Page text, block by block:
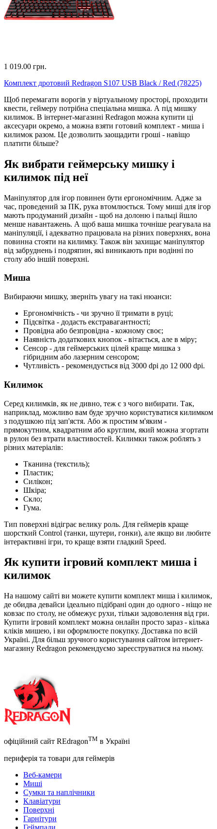
1 019.00 грн.
Комплект дротовий Redragon S107 USB Black / Red (78225)
Щоб перемагати ворогів у віртуальному просторі, проходити
квести, геймеру потрібна спеціальна мишка. А під мишку
килимок. В інтернет-магазині Redragon можна купити ці
аксесуари окремо, а можна взяти готовий комплект - миша і
килимок разом. Це дозволить заощадити гроші - навіщо
платити більше?
Як вибрати геймерську мишку і
килимок під неї
Маніпулятор для ігор повинен бути ергономічним. Адже за
час, проведений за ПК, рука втомлюється. Тому миші для ігор
мають продуманий дизайн - щоб на долоню і пальці йшло
менше навантажень. А щоб ваша мишка точніше реагувала на
маніпуляції, і адекватно працювала на різних поверхнях, вона
повинна стояти на килимку. Також він захищає маніпулятор
від забруднень і подряпин, які виникають при водінні по
столу або іншій поверхні.
Миша
Вибираючи мишку, зверніть увагу на такі нюанси:
Ергономічність - чи зручно її тримати в руці;
Підсвітка - додасть екстравагантності;
Провідна або безпровідна - кожному своє;
Наявність додаткових кнопок - вітається, але в міру;
Сенсор - для геймерських цілей краще мишка з
гібридним або лазерним сенсором;
Чутливість - рекомендується від 3000 dpi до 12 000 dpi.
Килимок
Серед килимків, як не дивно, теж є з чого вибирати. Так,
наприклад, можливо вам буде зручно користуватися килимком
з подушкою під зап'ястя. Або ж простим м'яким -
прямокутним, квадратним або круглим, який можна згортати
в рулон без втрати властивостей. Килимки також роблять з
різних матеріалів:
Тканина (текстиль);
Пластик;
Силікон;
Шкіра;
Скло;
Гума.
Тип поверхні відіграє велику роль. Для геймерів краще
шорсткий Control (танки, шутери, гонки), але якщо ви любите
інтерактивні ігри, то краще взяти гладкий Speed.
Як купити ігровий комплект миша і
килимок
На нашому сайті ви можете купити комплект миша і килимок,
де обидва девайси ідеально підібрані один до одного - ніщо не
ковзає по столу, не обмежує рухи, тільки задоволення від гри.
Купити ігровий комплект можна онлайн просто зараз - кілька
кліків мишею, і ви оформлюєте покупку. Доставка по всій
Україні. Для більш зручного користування сайтом інтернет-
магазину Redragon рекомендуємо зареєструватися на ньому.
офіційний сайт REdragonTM в Україні
периферія та товари для геймерів
Веб-камери
Миші
Сумки та наплічники
Клавіатури
Поверхні
Гарнітури
Геймпади